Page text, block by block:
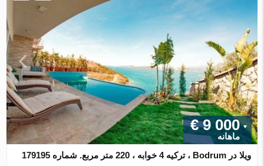
€ 9 000
ماهانه
ویلا در Bodrum ، ترکیه 4 خوابه ، 220 متر مربع. شماره 179195